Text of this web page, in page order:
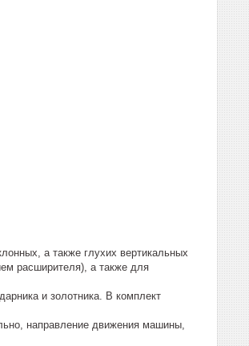
а также глухих вертикальных
расширителя), а также для
и золотника. В комплект
направление движения машины,